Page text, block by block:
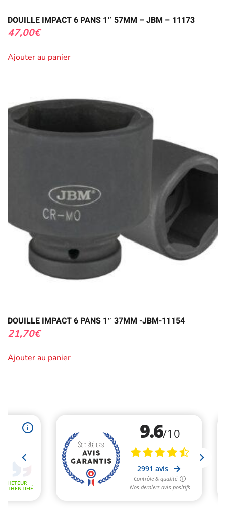
DOUILLE IMPACT 6 PANS 1″ 57MM – JBM – 11173
47,00€
Ajouter au panier
DOUILLE IMPACT 6 PANS 1″ 37MM -JBM-11154
21,70€
Ajouter au panier